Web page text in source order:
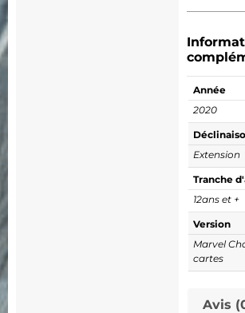
Année
2020
Extension
Tranche
12ans et +
Version
Marvel
cartes
Avis